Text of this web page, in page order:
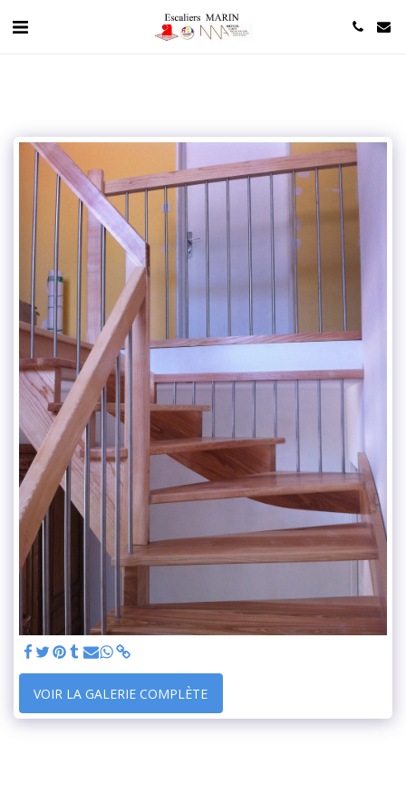
VOIR LA GALERIE COMPLÈTE